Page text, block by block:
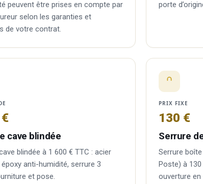
peuvent être prises en compte par
selon les garanties et
de votre contrat.
porte
cave blindée
blindée à 1 600 € TTC : acier
anti-humidité, serrure 3
et pose.
PRIX FIXE
130 €
Serrure
Serrure
Poste) à
ouverture